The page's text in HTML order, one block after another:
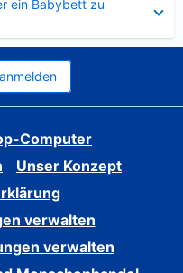
ein Babybett zu
Computer
Unser Konzept
verwalten
verwalten